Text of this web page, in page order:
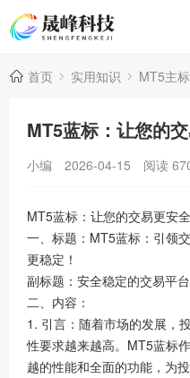
首页 实用知识 MT5主
MT5蓝标：让您的
小编 2026-04-15 阅读
MT5蓝标：让您的交易更安
一、标题：MT5蓝标：引领
更稳定！
副标题：安全稳定的交易平
二、内容：
1. 引言：随着市场的发展，
性要求越来越高。MT5蓝标
越的性能和全面的功能，为